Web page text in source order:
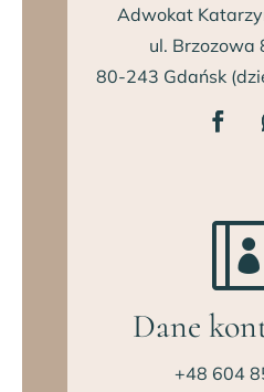
Adwokat
ul. Brzozowa
80-243 Gdańsk
Dane
+48 604